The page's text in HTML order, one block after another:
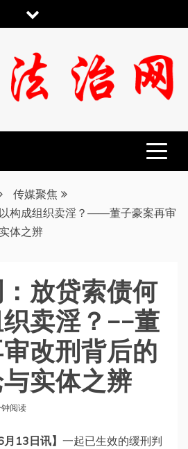
传媒聚焦
构成组织卖淫？——董子豪案再审
体之辨
放贷索债何
卖淫？——董
改刑背后的
实体之辨
钟阅读
13日讯】 一起已生效的缓刑判